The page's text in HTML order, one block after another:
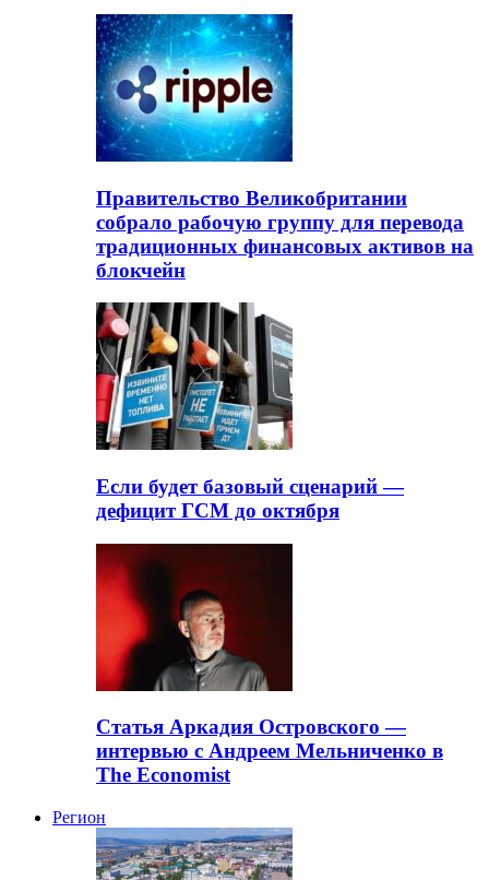
Правительство Великобритании
собрало рабочую группу для перевода
традиционных финансовых активов на
блокчейн
Если будет базовый сценарий —
дефицит ГСМ до октября
Статья Аркадия Островского —
интервью с Андреем Мельниченко в
The Economist
Регион